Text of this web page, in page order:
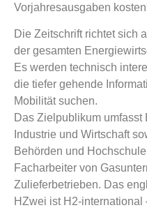
Vorjahresausgaben
Die Zeitschrift richtet sich
der gesamten
Es werden technisch
die tiefer gehende
Mobilität suchen.
Das Zielpublikum
Industrie und Wirtschaft
Behörden und
Facharbeiter von
Zulieferbetrieben. Das
HZwei ist H2-